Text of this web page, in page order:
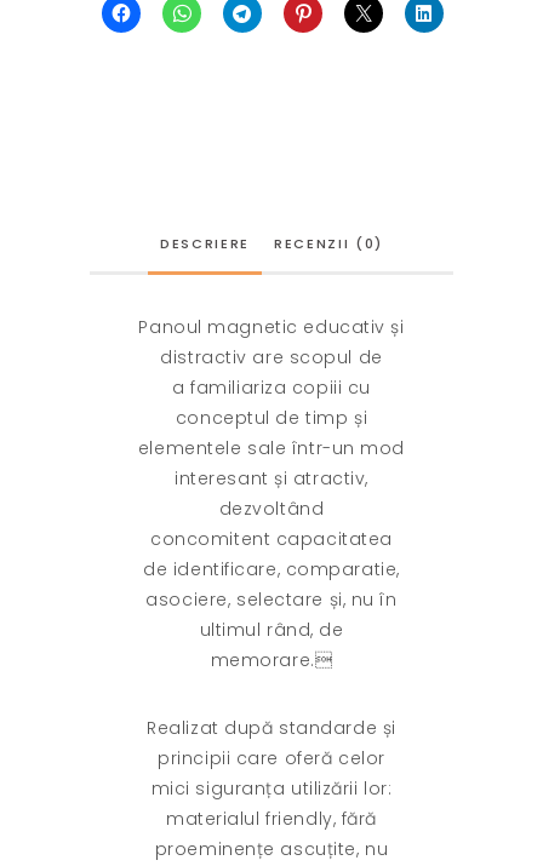
DESCRIERE RECENZII (0)
Panoul magnetic educativ și
distractiv are scopul de
a familiariza copiii cu
conceptul de timp și
elementele sale într-un mod
interesant și atractiv,
dezvoltând
concomitent capacitatea
de identificare, comparatie,
asociere, selectare și, nu în
ultimul rând, de
memorare.
Realizat după standarde și
principii care oferă celor
mici siguranța utilizării lor:
materialul friendly, fără
proeminențe ascuțite, nu